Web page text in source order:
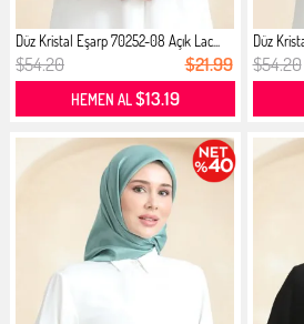
Düz Kristal Eşarp 70252-08 Açık Lac...
$54.20 $21.99
HEMEN AL$13.19
Düz
$54.20